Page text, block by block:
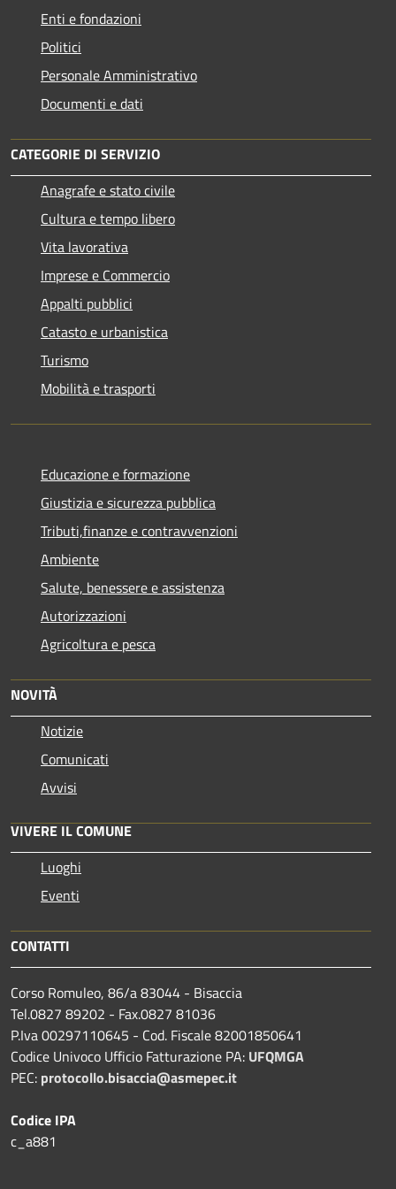
Enti e fondazioni
Politici
Personale Amministrativo
Documenti e dati
CATEGORIE DI SERVIZIO
Anagrafe e stato civile
Cultura e tempo libero
Vita lavorativa
Imprese e Commercio
Appalti pubblici
Catasto e urbanistica
Turismo
Mobilità e trasporti
Educazione e formazione
Giustizia e sicurezza pubblica
Tributi,finanze e contravvenzioni
Ambiente
Salute, benessere e assistenza
Autorizzazioni
Agricoltura e pesca
NOVITÀ
Notizie
Comunicati
Avvisi
VIVERE IL COMUNE
Luoghi
Eventi
CONTATTI
Corso Romuleo, 86/a 83044 - Bisaccia
Tel.0827 89202 - Fax.0827 81036
P.Iva 00297110645 - Cod. Fiscale 82001850641
Codice Univoco Ufficio Fatturazione PA: UFQMGA
PEC: protocollo.bisaccia@asmepec.it
Codice IPA
c_a881